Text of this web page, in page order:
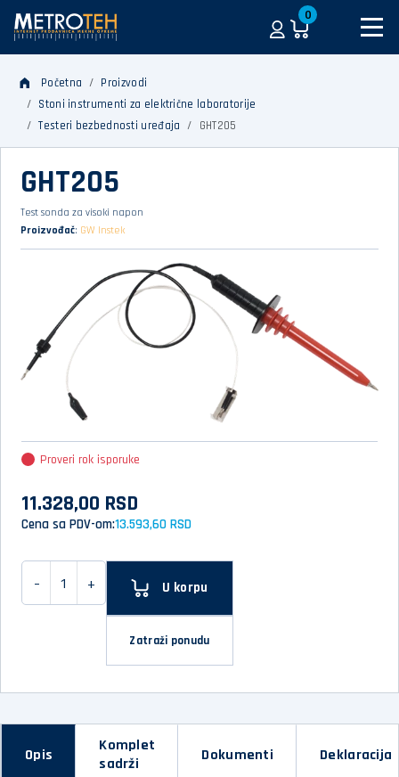
0
Početna
Proizvodi
Stoni instrumenti za električne laboratorije
Testeri bezbednosti uređaja
GHT205
GHT205
Test sonda za visoki napon
Proizvođač: GW Instek
Proveri rok isporuke
11.328,00 RSD
Cena sa PDV-om:13.593,60 RSD
- +
Zatraži ponudu
U korpu
Opis
Komplet
sadrži
Dokumenti Deklaracija